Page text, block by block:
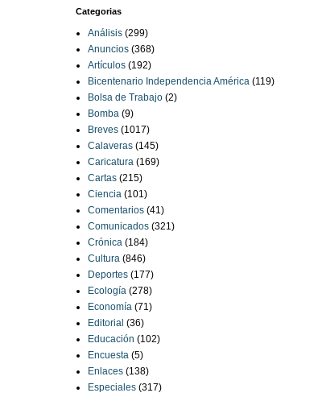
Categorias
Análisis (299)
Anuncios (368)
Artículos (192)
Bicentenario Independencia América (119)
Bolsa de Trabajo (2)
Bomba (9)
Breves (1017)
Calaveras (145)
Caricatura (169)
Cartas (215)
Ciencia (101)
Comentarios (41)
Comunicados (321)
Crónica (184)
Cultura (846)
Deportes (177)
Ecología (278)
Economía (71)
Editorial (36)
Educación (102)
Encuesta (5)
Enlaces (138)
Especiales (317)